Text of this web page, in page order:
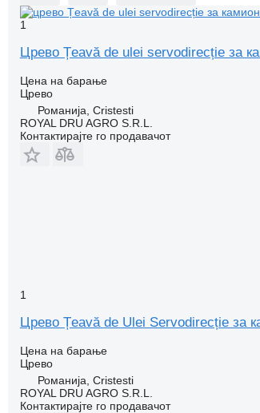
1
Црево Țeavă de ulei servodirecție за
Цена на барање
Црево
Романија, Cristesti
ROYAL DRU AGRO S.R.L.
Контактирајте го продавачот
1
Црево Țeavă de Ulei Servodirecție за
Цена на барање
Црево
Романија, Cristesti
ROYAL DRU AGRO S.R.L.
Контактирајте го продавачот